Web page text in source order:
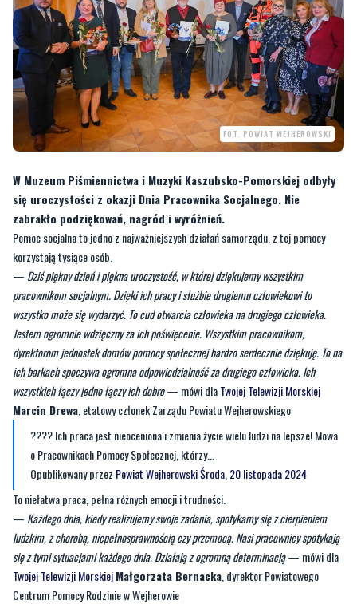
FOT. POWIAT WEJHEROWSKI
W Muzeum Piśmiennictwa i Muzyki Kaszubsko-Pomorskiej odbyły
się uroczystości z okazji Dnia Pracownika Socjalnego. Nie
Pomoc socjalna to jedno z najważniejszych działań samorządu, z tej pomocy
korzystają tysiące osób.
—Dziś piękny dzień i piękna uroczystość, w której dziękujemy wszystkim
pracownikom socjalnym. Dzięki ich pracy i służbie drugiemu człowiekowi to
wszystko może się wydarzyć. To cud otwarcia człowieka na drugiego człowieka.
Jestem ogromnie wdzięczny za ich poświęcenie. Wszystkim pracownikom,
dyrektorom jednostek domów pomocy społecznej bardzo serdecznie dziękuję. To na
ich barkach spoczywa ogromna odpowiedzialność za drugiego człowieka. Ich
wszystkich łączy jedno łączy ich dobro— mówi dlaTwojej Telewizji Morskiej
Marcin Drewa, etatowy członek Zarządu Powiatu Wejherowskiego
???? Ich praca jest nieoceniona i zmienia życie wielu ludzi na lepsze! Mowa
o Pracownikach Pomocy Społecznej, którzy...
Opublikowany przezPowiat WejherowskiŚroda, 20 listopada 2024
To niełatwa praca, pełna różnych emocji i trudności.
Każdego dnia, kiedy realizujemy swoje zadania, spotykamy się z cierpieniem
ludzkim, z chorobą, niepełnosprawnością czy przemocą. Nasi pracownicy spotykają
się z tymi sytuacjami każdego dnia. Działają z ogromną determinacją
Twojej Telewizji MorskiejMałgorzata Bernacka, dyrektor Powiatowego
Centrum Pomocy Rodzinie w Wejherowie
Podczas Powiatowych Obchodów Dnia Pracownika Socjalnego wręczono
gratulacje, podziękowania, a także „Drzewka Wdzięczności. Wyróżnienia
otrzymali: